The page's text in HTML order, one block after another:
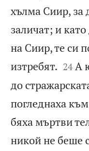
хълма Сиир, за
заличат; и
на Сиир, те си
изтребят. 

24 А
до
погледнаха
бяха мъртви
никой не беше